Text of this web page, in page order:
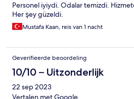
Personel iyiydi. Odalar temizdi.
Her şey güzeldi.
Mustafa Kaan, reis van 1 nacht
Geverifieerde beoordeling
10/10 – Uitzonderlijk
22 sep 2023
Vertalen met Google